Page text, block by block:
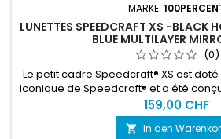
MARKE:
LUNETTES SPEEDCRAFT XS -BLACK
BLUE MULTILAYER
(0)
Le petit cadre Speedcraft® XS est
iconique de Speedcraft® et a été
petits, les femmes intransigeantes et
souhaitent la même excellente ligne
l'OG.
159,00 CHF
 In den